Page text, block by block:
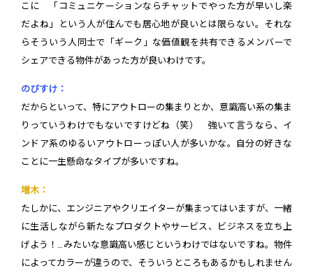
こに 「コミュニケーションならチャットでやった方が早いし楽
だよね」という人が住んでも居心地が良いとは限らない。それな
らそういう人同士で「ギーク」な価値観を共有できるメンバーで
シェアできる物件があった方が良いわけです。
のびすけ：
だからといって、特にアウトローの集まりとか、意識高い系の集ま
りっていうわけでもないですけどね（笑） 強いて言うなら、イ
ンドア系のゆるいアウトローっぽい人が多いかな。自分の好きな
ことに一生懸命なタイプが多いですね。
増木：
たしかに、エンジニアやクリエイターが集まってはいますが、一緒
に生活しながら新たなプロダクトやサービス、ビジネスを立ち上
げよう！…みたいな意識高い感じというわけではないですね。物件
によってカラーが違うので、そういうところもあるかもしれません